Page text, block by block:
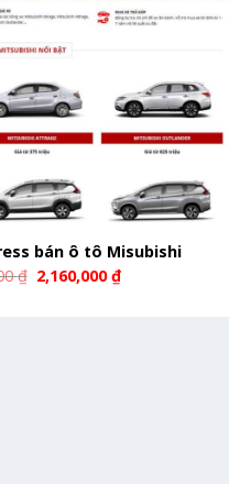
bán ô tô Misubishi
₫ 2,160,000₫